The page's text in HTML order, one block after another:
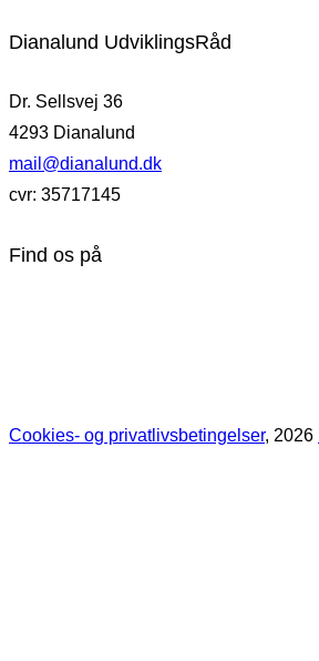
Dianalund UdviklingsRåd
Dr. Sellsvej 36
4293 Dianalund
mail@dianalund.dk
cvr: 35717145
Find os på
Cookies- og privatlivsbetingelser, 2026